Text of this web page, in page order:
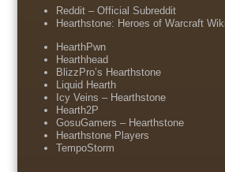
Reddit – Official Subreddit
Hearthstone: Heroes of Warcraft Wiki
HearthPwn
Hearthhead
BlizzPro’s Hearthstone
Liquid Hearth
Icy Veins – Hearthstone
Hearth2P
GosuGamers – Hearthstone
Hearthstone Players
TempoStorm